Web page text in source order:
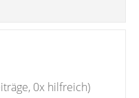
0x hilfreich)